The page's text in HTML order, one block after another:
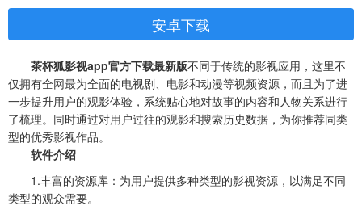
安卓下载
茶杯狐影视app官方下载最新版不同于传统的影视应用，这里不
仅拥有全网最为全面的电视剧、电影和动漫等视频资源，而且为了进
一步提升用户的观影体验，系统贴心地对故事的内容和人物关系进行
了梳理。同时通过对用户过往的观影和搜索历史数据，为你推荐同类
型的优秀影视作品。
软件介绍
1.丰富的资源库：为用户提供多种类型的影视资源，以满足不同
类型的观众需要。